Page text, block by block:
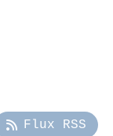
Flux RSS